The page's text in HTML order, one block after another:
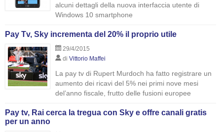
alcuni dettagli della nuova interfaccia utente di
Windows 10 smartphone
Pay Tv, Sky incrementa del 20% il proprio utile
29/4/2015
di Vittorio Maffei
La pay tv di Rupert Murdoch ha fatto registrare un
aumento dei ricavi del 5% nei primi nove mesi
del’anno fiscale, frutto delle fusioni europee
Pay tv, Rai cerca la tregua con Sky e offre canali gratis
per un anno